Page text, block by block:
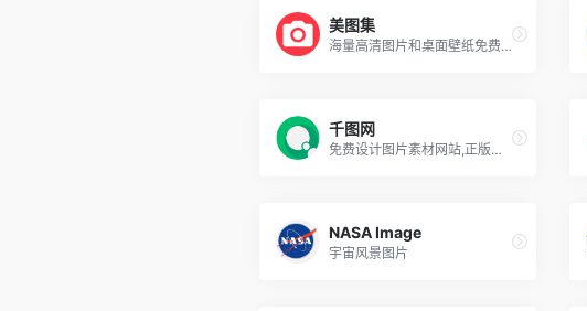
美图集
海量高清图片和桌面壁纸免费下载
千图网
免费设计图片素材网站,正版图库免费设计素材中国
NASA Image
宇宙风景图片